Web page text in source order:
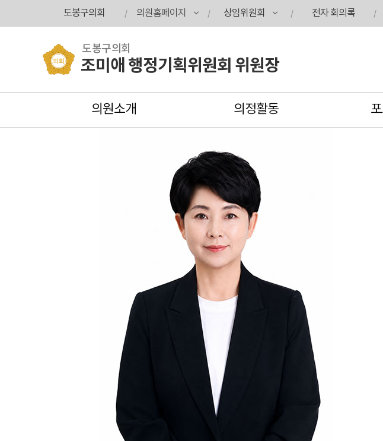
도봉구의회 의원홈페이지 상임위원회 전자 회의록
도봉구의회
조미애 행정기획위원회 위원장
의원소개 의정활동